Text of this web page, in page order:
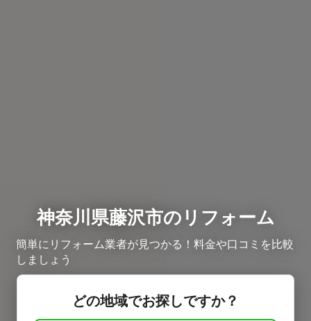
神奈川県藤沢市のリフォーム
簡単にリフォーム業者が見つかる！料金や口コミを比較
しましょう
どの地域でお探しですか？